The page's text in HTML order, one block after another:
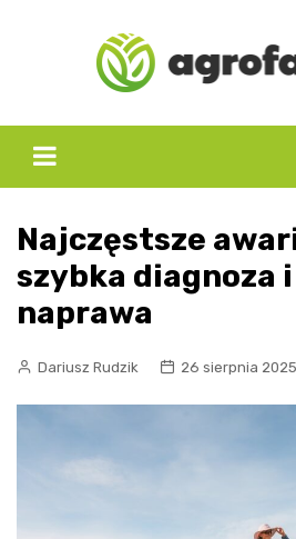
Najczęstsze
szybka diagnoza
naprawa
Dariusz Rudzik 26 sierpnia 2025